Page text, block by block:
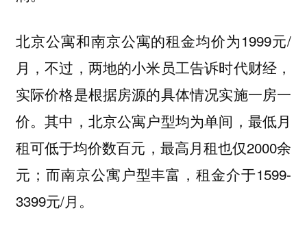
北京公寓和南京公寓的租金均价为1999元/
月，不过，两地的小米员工告诉时代财经，
实际价格是根据房源的具体情况实施一房一
价。其中，北京公寓户型均为单间，最低月
租可低于均价数百元，最高月租也仅2000余
元；而南京公寓户型丰富，租金介于1599-
3399元/月。